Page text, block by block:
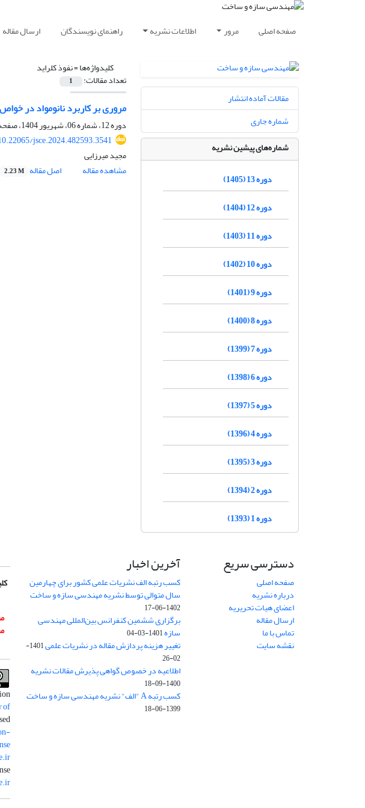
صفحه اصلی مرور اطلاعات نشریه راهنمای نویسندگان ارسال مقاله
کلیدواژه‌ها =نفوذ کلراید
تعداد مقالات: 1
مروری بر کاربرد نانومواد در
دوره 12، شماره 06، شهریور 1404، صفحه
jsce.2024.482593.3541
مجید میرزایی
مشاهده مقاله
اصل مقاله 2.23 M
مقالات آماده انتشار
شماره جاری
شماره‌های پیشین نشریه
دوره 13 (1405)
دوره 12 (1404)
دوره 11 (1403)
دوره 10 (1402)
دوره 9 (1401)
دوره 8 (1400)
دوره 7 (1399)
دوره 6 (1398)
دوره 5 (1397)
دوره 4 (1396)
دوره 3 (1395)
دوره 2 (1394)
دوره 1 (1393)
دسترسی سریع
صفحه اصلی
درباره نشریه
اعضای هیات تحریریه
ارسال مقاله
تماس با ما
نقشه سایت
آخرین اخبار
کسب رتبه الف نشریات علمی کشور برای چهارمین
سال متوالی توسط نشریه مهندسی سازه و ساخت
1402-06-17
برگزاری ششمین کنفرانس بین‌المللی مهندسی
سازه1401-03-04
تغییر هزینه پردازش مقاله در نشریات علمی
1401-
02-26
اطلاعیه در خصوص گواهی پذیرش مقالات نشریه
1400-09-18
کسب رتبه A "الف" نشریه مهندسی سازه و ساخت
1399-06-18
of